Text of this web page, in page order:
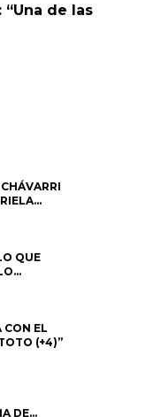
de las
SALIDA
QUE
“UNA
CON EL
(+4)”
DE